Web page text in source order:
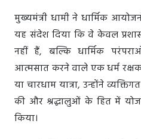
मुख्यमंत्री धामी ने धार्मिक
यह संदेश दिया कि वे केवल
नहीं हैं, बल्कि धार्मिक
आत्मसात करने वाले एक धर्म रक्षक
या चारधाम यात्रा, उन्होंने
की और श्रद्धालुओं के हित में
किया।